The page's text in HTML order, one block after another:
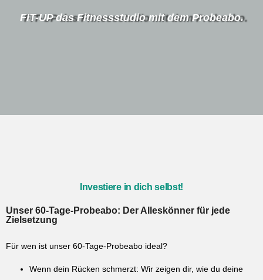
FIT-UP das Fitnessstudio mit dem Probeabo.
Investiere in dich selbst!
Unser 60-Tage-Probeabo: Der Alleskönner für jede
Zielsetzung
Für wen ist unser 60-Tage-Probeabo ideal?
Wenn dein Rücken schmerzt: Wir zeigen dir, wie du deine